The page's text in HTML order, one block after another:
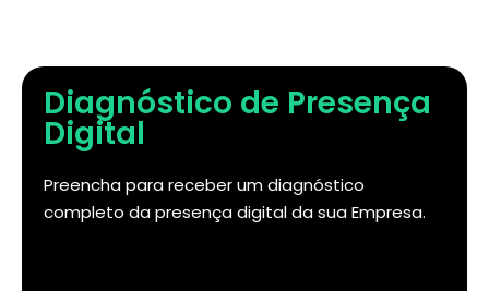
Diagnóstico de Presença
Digital
Preencha para receber um diagnóstico
completo da presença digital da sua Empresa.